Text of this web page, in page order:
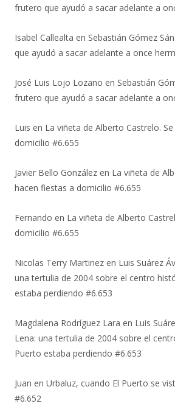
frutero que ayudó a sacar adelante a
Isabel Callealta en Sebastián Gómez
que ayudó a sacar adelante a once
José Luis Lojo Lozano en Sebastián
frutero que ayudó a sacar adelante a
Luis en La viñeta de Alberto Castrelo.
domicilio #6.655
Javier Bello González en La viñeta de
hacen fiestas a domicilio #6.655
Fernando en La viñeta de Alberto
domicilio #6.655
Nicolas Terry Martinez en Luis Suárez
una tertulia de 2004 sobre el centro
estaba perdiendo #6.653
Magdalena Rodríguez Lara en Luis
Lena: una tertulia de 2004 sobre el
Puerto estaba perdiendo #6.653
Juan en Urbaluz, cuando El Puerto se
#6.652